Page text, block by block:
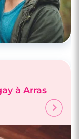
à Arras